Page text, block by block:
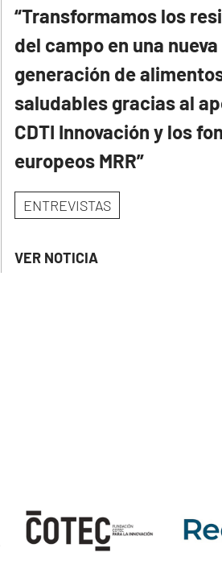
“Transformamos los
del campo en una nueva
generación de
saludables gracias al
CDTI Innovación y los
europeos MRR”
ENTREVISTAS
VER NOTICIA